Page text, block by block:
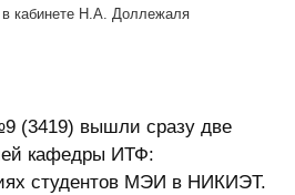
кабинете Н.А. Доллежаля
(3419) вышли сразу две
кафедры ИТФ:
студентов МЭИ в НИКИЭТ.